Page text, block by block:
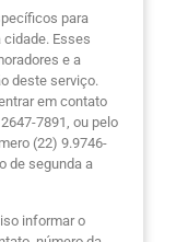
para
Esses
e a
deste serviço.
em contato
7891, ou pelo
(22) 9.9746-
de segunda a
informar o